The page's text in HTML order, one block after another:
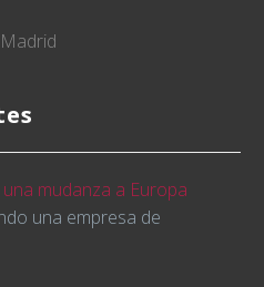
mudanza a Europa
una empresa de
de país y trasladar